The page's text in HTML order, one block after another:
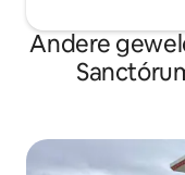
Andere